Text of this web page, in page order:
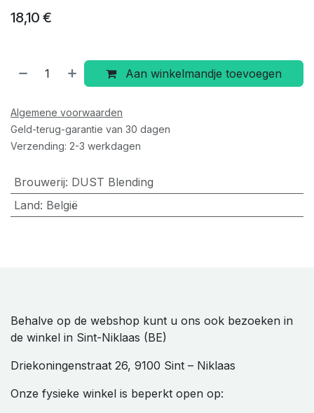
18,10 €
Aan winkelmandje toevoegen
Algemene voorwaarden
Geld-terug-garantie van 30 dagen
Verzending: 2-3 werkdagen
Brouwerij: DUST Blending
Land: België
Behalve op de webshop kunt u ons ook bezoeken in
de winkel in Sint-Niklaas (BE)
Driekoningenstraat 26, 9100 Sint – Niklaas
Onze fysieke winkel is beperkt open op: